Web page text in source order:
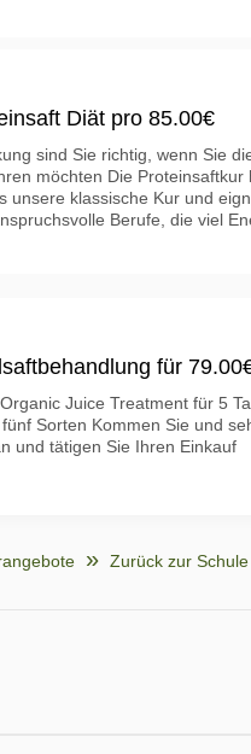
Diät pro 85.00€
sind Sie richtig, wenn Sie
möchten Die Proteinsaftkur
unsere klassische Kur und
Berufe, die viel
für
Juice Treatment für 5
Sorten Kommen Sie und
und tätigen Sie Ihren Einkauf
Zurück zur Schule